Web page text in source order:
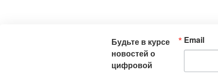
Будьте в курсе
новостей о
цифровой
Email